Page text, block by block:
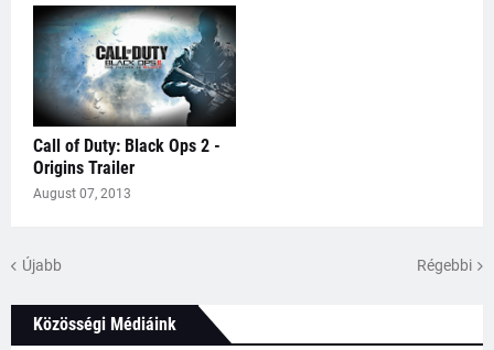
Call of Duty: Black Ops 2 -
Origins Trailer
August 07, 2013
Újabb Régebbi
Közösségi Médiáink